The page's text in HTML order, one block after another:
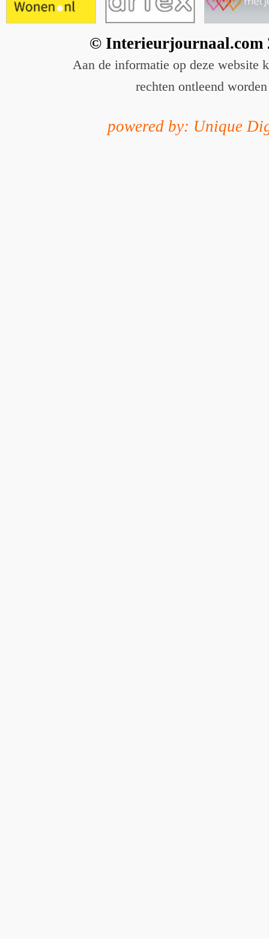
© Interieurjournaal.com
Aan de informatie op deze website
rechten ontleend worden
powered by: Unique